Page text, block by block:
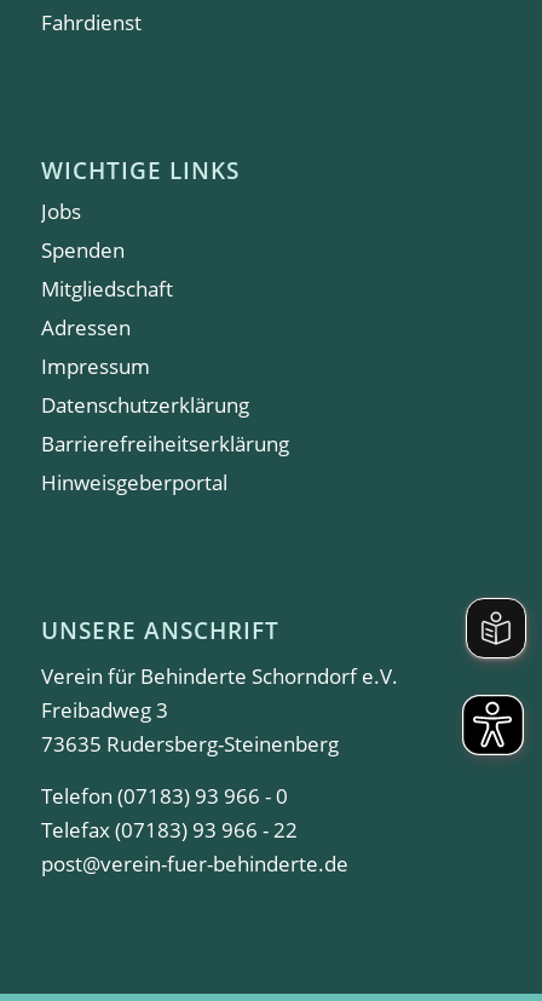
Fahrdienst
WICHTIGE LINKS
Jobs
Spenden
Mitgliedschaft
Adressen
Impressum
Datenschutzerklärung
Barrierefreiheitserklärung
Hinweisgeberportal
UNSERE ANSCHRIFT
Verein für Behinderte Schorndorf e.V.
Freibadweg 3
73635 Rudersberg-Steinenberg
Telefon (07183) 93 966 - 0
Telefax (07183) 93 966 - 22
post@verein-fuer-behinderte.de